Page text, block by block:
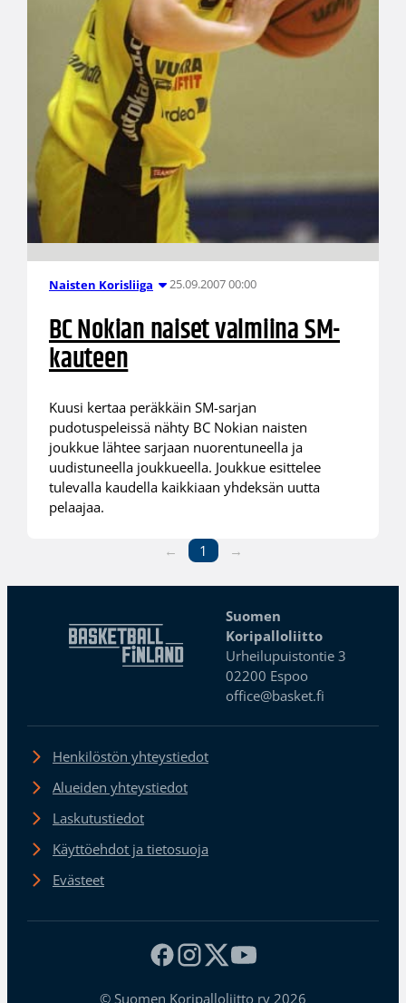
Naisten Korisliiga 25.09.2007 00:00
BC Nokian naiset valmiina SM-
kauteen
Kuusi kertaa peräkkäin SM-sarjan
pudotuspeleissä nähty BC Nokian naisten
joukkue lähtee sarjaan nuorentuneella ja
uudistuneella joukkueella. Joukkue esittelee
tulevalla kaudella kaikkiaan yhdeksän uutta
pelaajaa.
← 1 →
Suomen
Koripalloliitto
Urheilupuistontie 3
02200 Espoo
office@basket.fi
Henkilöstön yhteystiedot
Alueiden yhteystiedot
Laskutustiedot
Käyttöehdot ja tietosuoja
Evästeet
© Suomen Koripalloliitto ry 2026